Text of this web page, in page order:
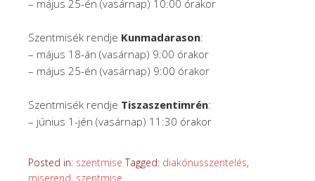
– május 25-én (vasárnap) 10:00 órakor
Szentmisék rendje Kunmadarason:
– május 18-án (vasárnap) 9:00 órakor
– május 25-én (vasárnap) 9:00 órakor
Szentmisék rendje Tiszaszentimrén:
– június 1-jén (vasárnap) 11:30 órakor
Posted in: szentmise Tagged: diakónusszentelés,
miserend, szentmise